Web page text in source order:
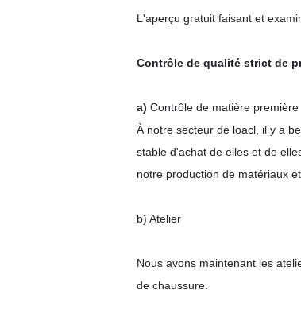
L'aperçu gratuit faisant et
Contrôle de qualité strict de
a) Contrôle de matière première
À notre secteur de loacl, il y a
stable d'achat de elles et de
notre production de matériaux
b) Atelier
Nous avons maintenant les
de chaussure.